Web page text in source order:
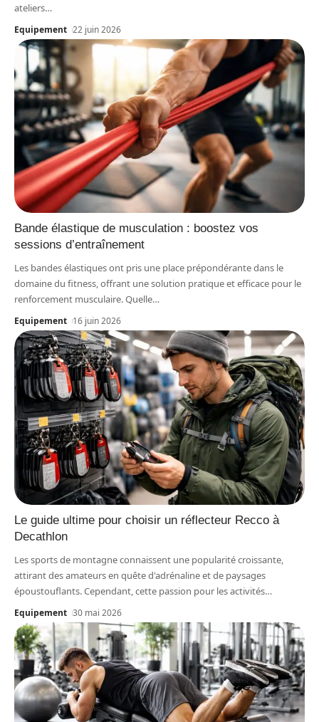
ateliers…
Equipement 22 juin 2026
Bande élastique de musculation : boostez vos
sessions d’entraînement
Les bandes élastiques ont pris une place prépondérante dans le
domaine du fitness, offrant une solution pratique et efficace pour le
renforcement musculaire. Quelle…
Equipement 16 juin 2026
Le guide ultime pour choisir un réflecteur Recco à
Decathlon
Les sports de montagne connaissent une popularité croissante,
attirant des amateurs en quête d'adrénaline et de paysages
époustouflants. Cependant, cette passion pour les activités…
Equipement 30 mai 2026